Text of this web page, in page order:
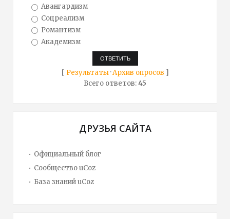
Авангардизм
Соцреализм
Романтизм
Академизм
[ Результаты·Архив опросов ]
Всего ответов:45
ДРУЗЬЯ САЙТА
Официальный блог
Сообщество uCoz
База знаний uCoz